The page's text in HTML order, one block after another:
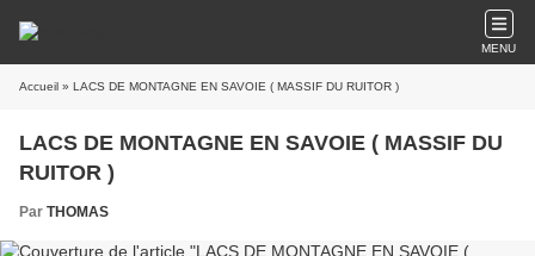
MENU
Accueil » LACS DE MONTAGNE EN SAVOIE ( MASSIF DU RUITOR )
LACS DE MONTAGNE EN SAVOIE ( MASSIF DU
RUITOR )
Par THOMAS